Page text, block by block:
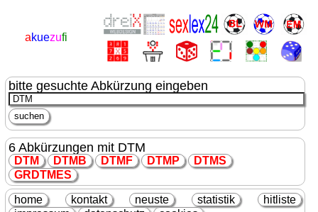
akuezufi
bitte gesuchte Abkürzung eingeben
6 Abkürzungen mit DTM
DTM DTM B DTM F DTM P DTMS
GR DTM ES
home kontakt neuste statistik
hitliste